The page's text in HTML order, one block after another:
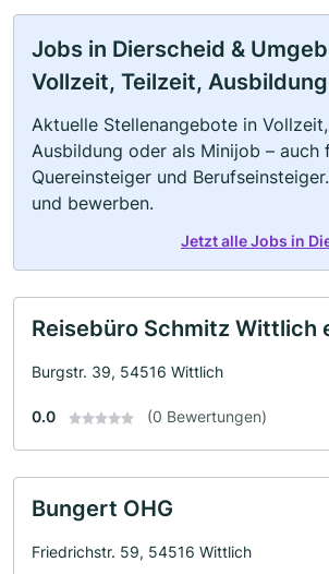
Jobs in Dierscheid &
Vollzeit, Teilzeit,
Aktuelle Stellenangebote in
Ausbildung oder als Minijob – auch
Quereinsteiger und
und bewerben.
Jetzt alle Jobs in
Reisebüro Schmitz Wittlich
Burgstr. 39, 54516 Wittlich
0.0 (0 Bewertungen)
Bungert OHG
Friedrichstr. 59, 54516 Wittlich